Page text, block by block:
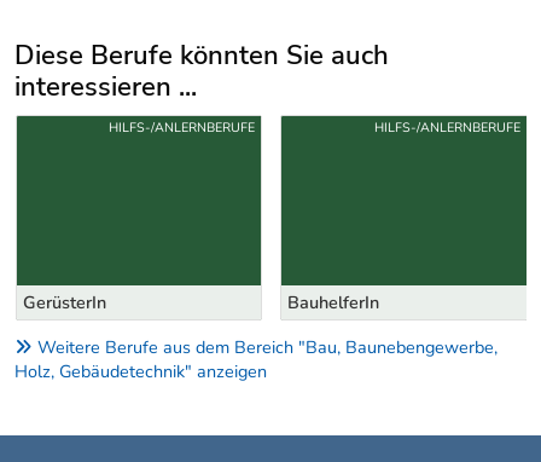
Diese Berufe könnten Sie auch
interessieren ...
Uber weitere Berufsvorschläge
GerüsterIn
HILFS-/ANLERNBERUFE
BauhelferIn
HILFS-/ANLERNBERUFE
Weitere Berufe aus dem Bereich "Bau, Baunebengewerbe,
Holz, Gebäudetechnik" anzeigen